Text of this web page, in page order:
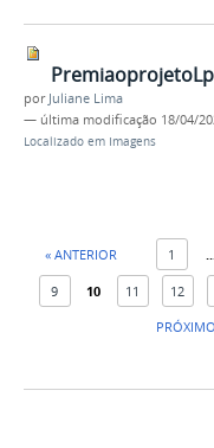
por Juliane Lima
— última modificação 18/04/
Localizado em Imagens
« ANTERIOR 1
9 10 11 12